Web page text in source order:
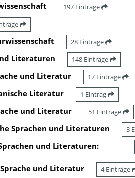
197 Einträge
28 Einträge
Literaturen 148 Einträge
und Literatur 17 Einträge
Literatur 1 Eintrag
und Literatur 51 Einträge
Sprachen und Literaturen 3
und Literaturen:
Sprache und Literatur 4 Einträge